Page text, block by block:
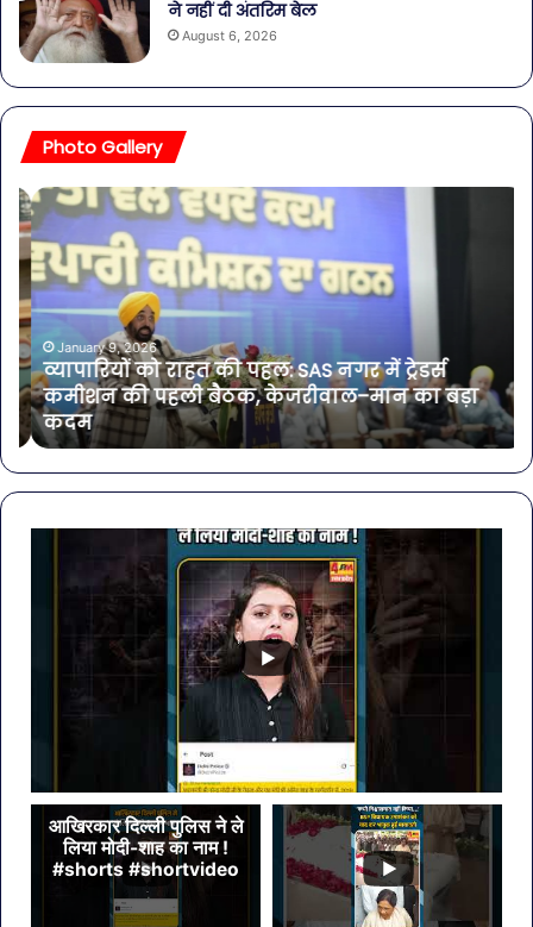
ने नहीं दी अंतरिम बेल
August 6, 2026
Photo Gallery
व्यापारियों
को
राहत
की
पहल:
SAS
नगर
में
ट्रेडर्स
कमीशन
की
पहली
बैठक,
January 9, 2026
व्यापारियों को राहत की पहल: SAS नगर में ट्रेडर्स
कमीशन की पहली बैठक, केजरीवाल–मान का बड़ा
कदम
में
करें
ये
आखिरकार दिल्ली पुलिस ने ले
लिया मोदी-शाह का नाम !
#shorts #shortvideo